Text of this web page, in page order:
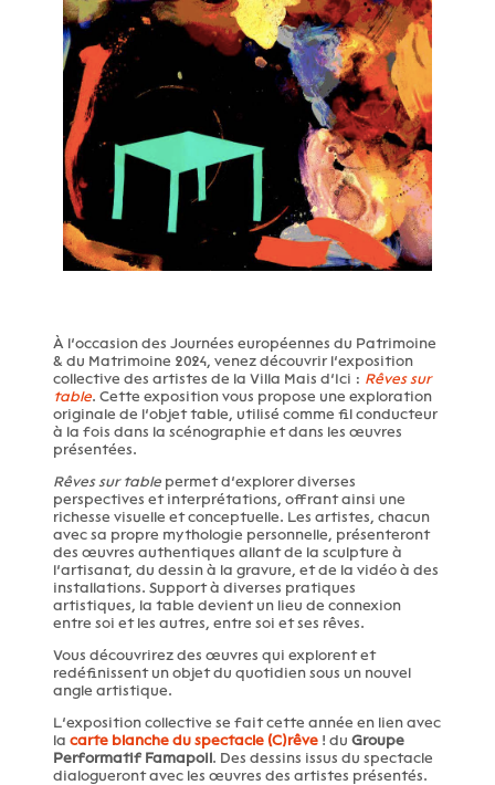
À l’occasion des Journées européennes du Patrimoine
& du Matrimoine 2024, venez découvrir l’exposition
collective des artistes de la Villa Mais d’Ici : Rêves sur
table. Cette exposition vous propose une exploration
originale de l’objet table, utilisé comme fil conducteur
à la fois dans la scénographie et dans les œuvres
présentées.
Rêves sur table permet d’explorer diverses
perspectives et interprétations, offrant ainsi une
richesse visuelle et conceptuelle. Les artistes, chacun
avec sa propre mythologie personnelle, présenteront
des œuvres authentiques allant de la sculpture à
l’artisanat, du dessin à la gravure, et de la vidéo à des
installations. Support à diverses pratiques
artistiques, la table devient un lieu de connexion
entre soi et les autres, entre soi et ses rêves.
Vous découvrirez des œuvres qui explorent et
redéfinissent un objet du quotidien sous un nouvel
angle artistique.
L’exposition collective se fait cette année en lien avec
la carte blanche du spectacle (C)rêve ! duGroupe
Performatif Famapoil. Des dessins issus du spectacle
dialogueront avec les œuvres des artistes présentés.